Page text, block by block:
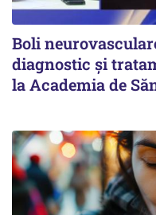
Boli
diagnostic și
la Academia de